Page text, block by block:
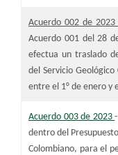
Acuerdo 002 de 2023
Acuerdo 001 del 28
efectua un traslado
del Servicio
entre el 1° de enero y
Acuerdo 003 de 2023
dentro del
Colombiano, para el